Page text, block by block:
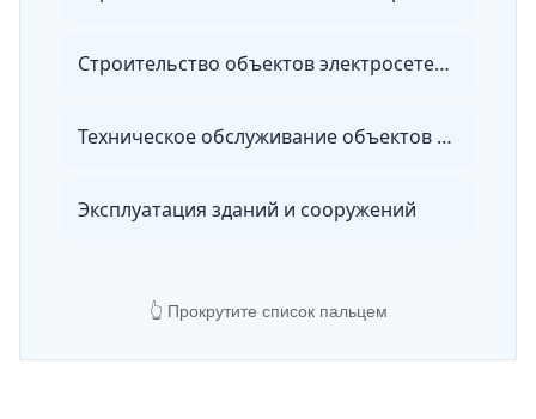
Строительство объектов электросетевого хозяйства
Техническое обслуживание объектов жилищно-коммунального хозяйства и городской инфраструктуры
Эксплуатация зданий и сооружений
👆 Прокрутите список пальцем